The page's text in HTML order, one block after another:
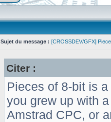
Sujet du message : [CROSSDEV/GFX]
Citer :
Pieces of 8-bit is
you grew up with
Amstrad CPC, or